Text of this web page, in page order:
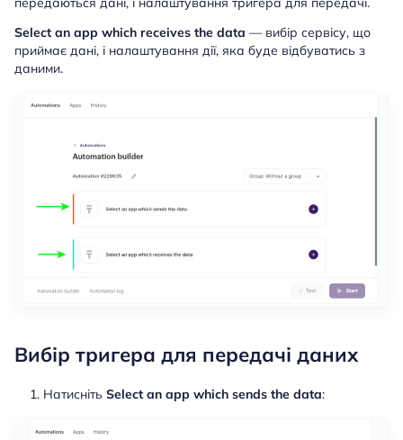
Select an app which receives the data — вибір сервісу, що
приймає дані, і налаштування дії, яка буде відбуватись з
даними.
Вибір тригера для передачі даних
Натисніть Select an app which sends the data: